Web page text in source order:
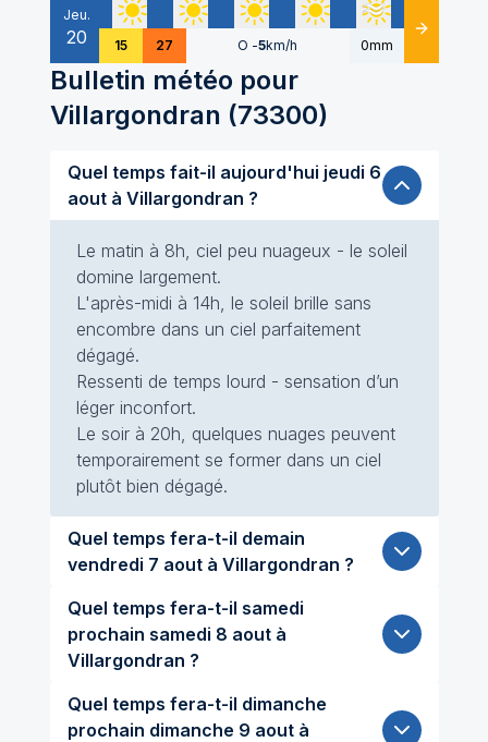
Jeu.
20 15 27 O -5km/h 0mm Détails
Bulletin météo pour
Villargondran (73300)
Quel temps fait-il aujourd'hui jeudi 6
aout à Villargondran ?
Le matin à 8h, ciel peu nuageux - le soleil
domine largement.
L'après-midi à 14h, le soleil brille sans
encombre dans un ciel parfaitement
dégagé.
Ressenti de temps lourd - sensation d’un
léger inconfort.
Le soir à 20h, quelques nuages peuvent
temporairement se former dans un ciel
plutôt bien dégagé.
Quel temps fera-t-il demain
vendredi 7 aout à Villargondran ?
Quel temps fera-t-il samedi
prochain samedi 8 aout à
Villargondran ?
Quel temps fera-t-il dimanche
prochain dimanche 9 aout à